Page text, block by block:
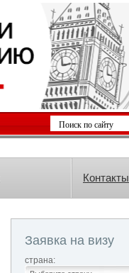
Контакты
Заявка на визу
страна: